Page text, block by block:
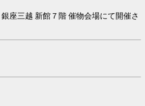
座三越 新館７階 催物会場にて開催さ